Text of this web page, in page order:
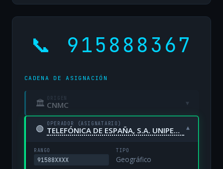
📞 915888367
CADENA DE ASIGNACIÓN
🏛 ORIGEN
CNMC ▾
🟢 OPERADOR (ASIGNATARIO)
TELEFÓNICA DE ESPAÑA, S.A. UNIPERSONAL ▾
RANGO
91588XXXX
TIPO
Geográfico